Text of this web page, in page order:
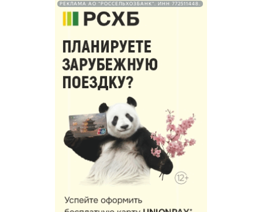
РЕКЛАМА АО "РОССЕЛЬХОЗБАНК". ИНН 772511448.